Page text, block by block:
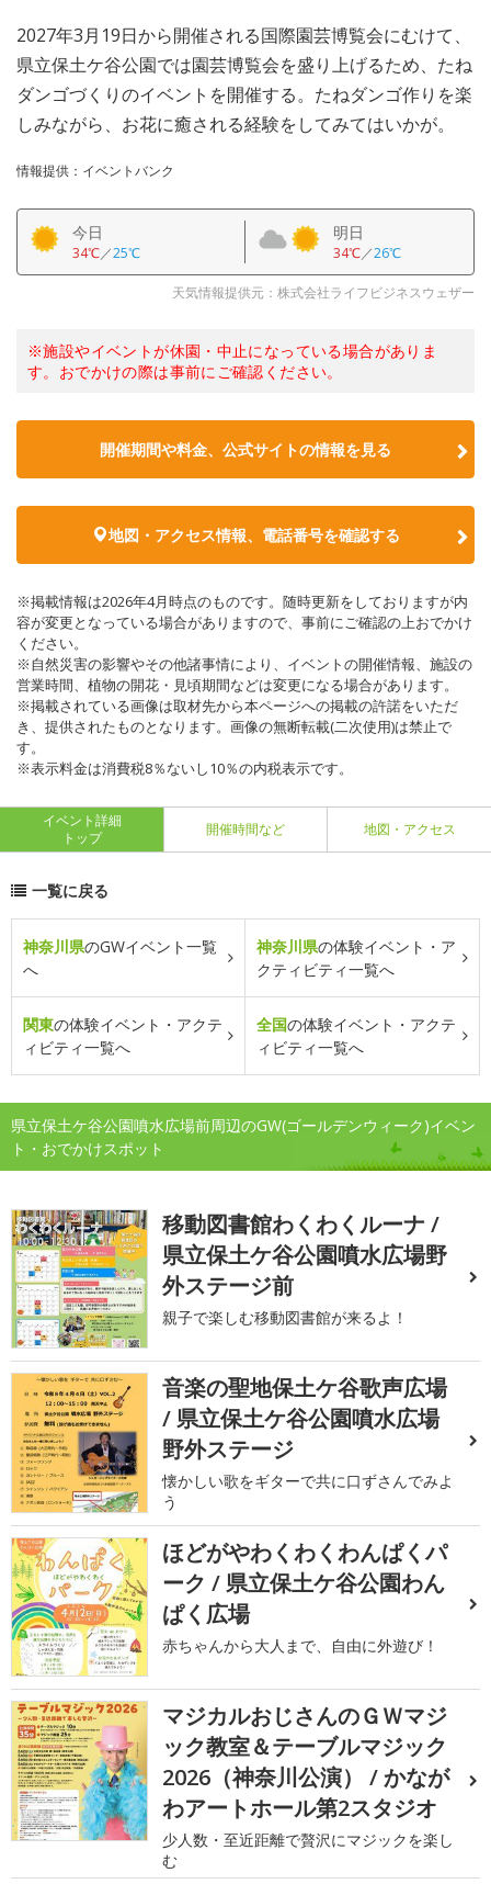
2027年3月19日から開催される国際園芸博覧会にむけて、
県立保土ケ谷公園では園芸博覧会を盛り上げるため、たね
ダンゴづくりのイベントを開催する。たねダンゴ作りを楽
しみながら、お花に癒される経験をしてみてはいかが。
情報提供：イベントバンク
今日
34℃／25℃
明日
34℃／26℃
天気情報提供元：株式会社ライフビジネスウェザー
※施設やイベントが休園・中止になっている場合がありま
す。おでかけの際は事前にご確認ください。
開催期間や料金、公式サイトの情報を見る
地図・アクセス情報、電話番号を確認する
※掲載情報は2026年4月時点のものです。随時更新をしておりますが内
容が変更となっている場合がありますので、事前にご確認の上おでかけ
ください。
※自然災害の影響やその他諸事情により、イベントの開催情報、施設の
営業時間、植物の開花・見頃期間などは変更になる場合があります。
※掲載されている画像は取材先から本ページへの掲載の許諾をいただ
き、提供されたものとなります。画像の無断転載(二次使用)は禁止で
す。
※表示料金は消費税8％ないし10％の内税表示です。
イベント詳細
トップ
開催時間など 地図・アクセス
一覧に戻る
神奈川県のGWイベント一覧
へ
神奈川県の体験イベント・ア
クティビティ一覧へ
関東の体験イベント・アクテ
ィビティ一覧へ
全国の体験イベント・アクテ
ィビティ一覧へ
県立保土ケ谷公園噴水広場前周辺のGW(ゴールデンウィーク)イベン
ト・おでかけスポット
移動図書館わくわくルーナ /
県立保土ケ谷公園噴水広場野
外ステージ前
親子で楽しむ移動図書館が来るよ！
音楽の聖地保土ケ谷歌声広場
/ 県立保土ケ谷公園噴水広場
野外ステージ
懐かしい歌をギターで共に口ずさんでみよ
う
ほどがやわくわくわんぱくパ
ーク / 県立保土ケ谷公園わん
ぱく広場
赤ちゃんから大人まで、自由に外遊び！
マジカルおじさんのＧＷマジ
ック教室＆テーブルマジック
2026（神奈川公演） / かなが
わアートホール第2スタジオ
少人数・至近距離で贅沢にマジックを楽し
む